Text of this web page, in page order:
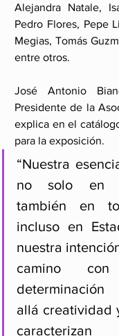
Alejandra Natale,
Pedro Flores, Pepe
Megias, Tomás
entre otros.
José Antonio
Presidente de la
explica en el
para la exposición.
“Nuestra
no solo en
también en
incluso en
nuestra
camino
allá creatividad